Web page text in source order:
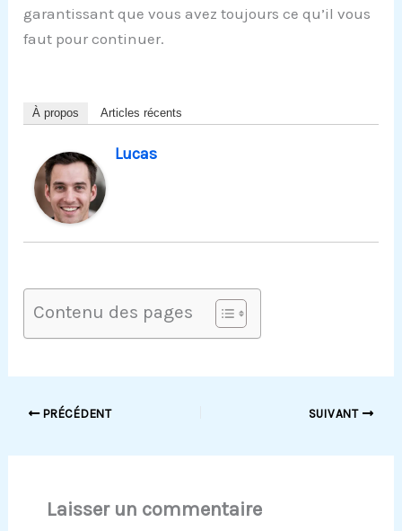
garantissant que vous avez toujours ce qu’il vous
faut pour continuer.
À propos Articles récents
Lucas
Contenu des pages
PRÉCÉDENT SUIVANT
Laisser un commentaire